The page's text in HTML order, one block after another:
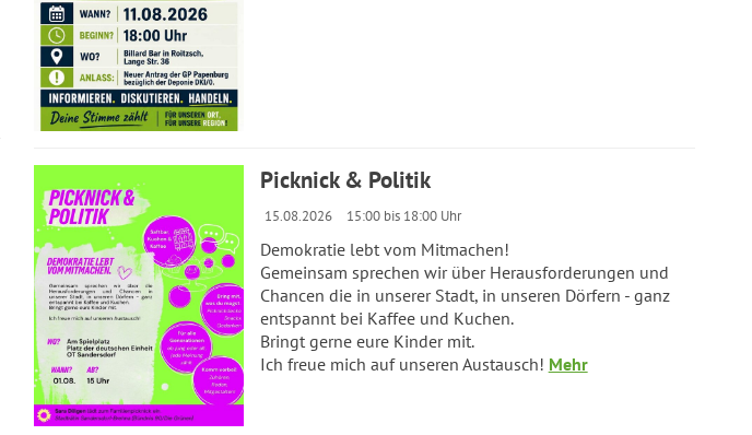
Picknick & Politik
15.08.2026 15:00 bis 18:00 Uhr
Demokratie lebt vom Mitmachen!
Gemeinsam sprechen wir über Herausforderungen und
Chancen die in unserer Stadt, in unseren Dörfern - ganz
entspannt bei Kaffee und Kuchen.
Bringt gerne eure Kinder mit.
Ich freue mich auf unseren Austausch! Mehr